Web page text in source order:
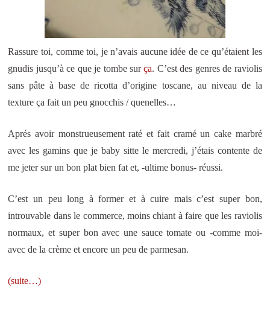
Rassure toi, comme toi, je n’avais aucune idée de ce qu’étaient les
gnudis jusqu’à ce que je tombe surça. C’est des genres de raviolis
sans pâte à base de ricotta d’origine toscane, au niveau de la
texture ça fait un peu gnocchis / quenelles…
Aprés avoir monstrueusement raté et fait cramé un cake marbré
avec les gamins que je baby sitte le mercredi, j’étais contente de
me jeter sur un bon plat bien fat et, -ultime bonus- réussi.
C’est un peu long à former et à cuire mais c’est super bon,
introuvable dans le commerce, moins chiant à faire que les raviolis
normaux, et super bon avec une sauce tomate ou -comme moi-
avec de la crème et encore un peu de parmesan.
(suite…)